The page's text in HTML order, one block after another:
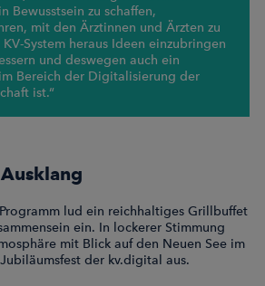
Bewusstsein zu schaffen,
mit den Ärztinnen und Ärzten zu
System heraus Ideen einzubringen
und deswegen auch ein
Bereich der Digitalisierung der
ist.“
lud ein reichhaltiges Grillbuffet
ein. In lockerer Stimmung
mit Blick auf den Neuen See im
der kv.digital aus.